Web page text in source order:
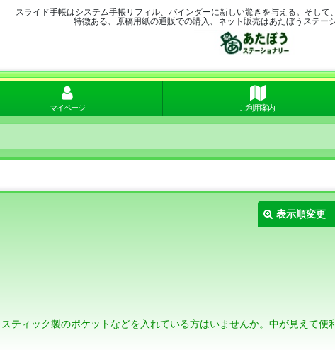
スライド手帳はシステム手帳リフィル、バインダーに新しい驚きを与える。そして
特徴ある、原稿用紙の通販での購入、ネット販売はあたぼうステー
マイページ ご利用案内
表示順変更
絞り込む
ティック製のポケットなどを入れている方はいませんか。中が見えて